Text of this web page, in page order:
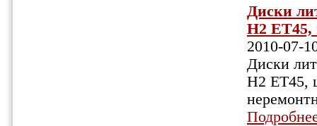
Диски
Н2 ЕТ45,
2010-07-
Диски
Н2 ЕТ45,